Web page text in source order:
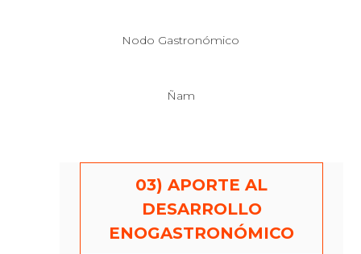
Nodo Gastronómico
Ñam
03) APORTE AL
DESARROLLO
ENOGASTRONÓMICO